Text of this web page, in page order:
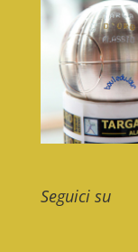
Seguici su